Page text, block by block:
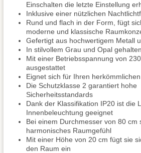
Einschalten die letzte Einstellung
Inklusive einer nützlichen
Rund und flach in der Form, fügt
moderne und klassische
Gefertigt aus hochwertigem Metall
In stilvollem Grau und Opal gehalten
Mit einer Betriebsspannung von
ausgestattet
Eignet sich für Ihren
Die Schutzklasse 2 garantiert hohe
Sicherheitsstandards
Dank der Klassifikation IP20 ist die
Innenbeleuchtung geeignet
Bei einem Durchmesser von 80 cm
harmonisches Raumgefühl
Mit einer Höhe von 20 cm fügt sie
den Raum ein